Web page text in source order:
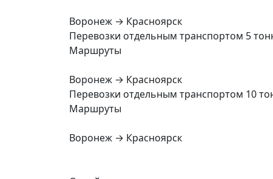
Воронеж → Красноярск
Перевозки отдельным транспортом 5
Маршруты
Воронеж → Красноярск
Перевозки отдельным транспортом 10
Маршруты
Воронеж → Красноярск